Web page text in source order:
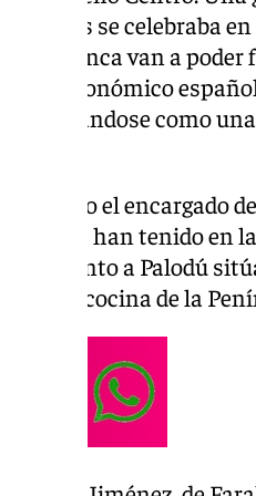
además se celebraba
blanca van a
gastronómico
como
ha sido el encargado
siempre han tenido en
a Palodú
de la cocina de la